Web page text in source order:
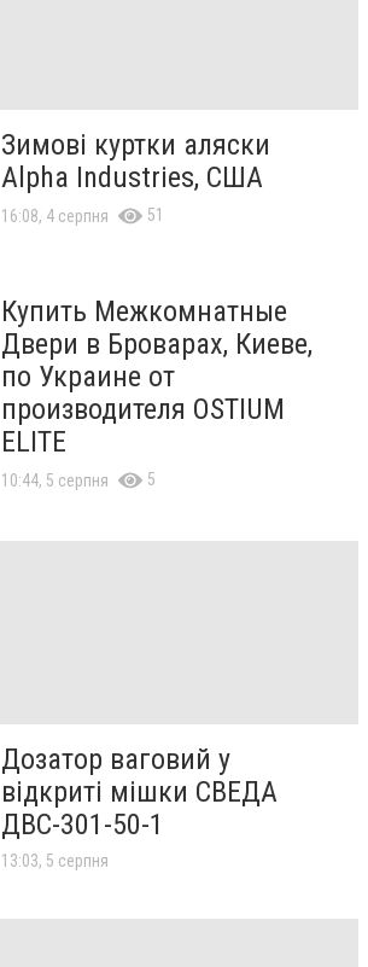
Зимові куртки аляски
Alpha Industries, США
16:08, 4 серпня 51
Купить Межкомнатные
Двери в Броварах, Киеве,
по Украине от
производителя OSTIUM
ELITE
10:44, 5 серпня 5
Дозатор ваговий у
відкриті мішки СВЕДА
ДВС-301-50-1
13:03, 5 серпня